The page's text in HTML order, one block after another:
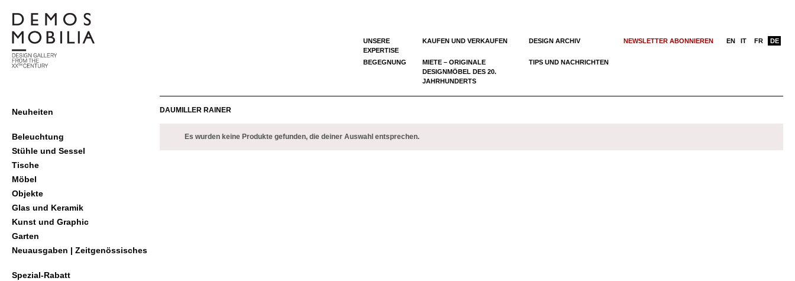
content
Primary
Menu
Neuheiten
Beleuchtung
Stühle und Sessel
Tische
Möbel
Objekte
Glas und Keramik
Kunst und Graphic
Garten
Neuausgaben | Zeitgenössisches
Spezial-Rabatt
UNSERE
EXPERTISE
KAUFEN UND VERKAUFEN DESIGN ARCHIV NEWSLETTER ABONNIEREN
BEGEGNUNG
MIETE – ORIGINALE
DESIGNMÖBEL DES 20.
JAHRHUNDERTS
TIPS UND NACHRICHTEN
EN IT FR DE
DAUMILLER RAINER
Es wurden keine Produkte gefunden, die deiner Auswahl entsprechen.